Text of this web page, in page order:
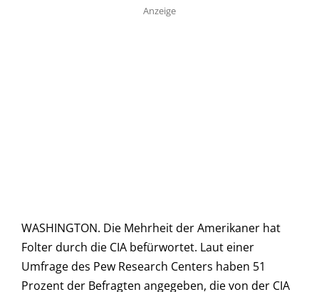
Anzeige
WASHINGTON. Die Mehrheit der Amerikaner hat
Folter durch die CIA befürwortet. Laut einer
Umfrage des Pew Research Centers haben 51
Prozent der Befragten angegeben, die von der CIA